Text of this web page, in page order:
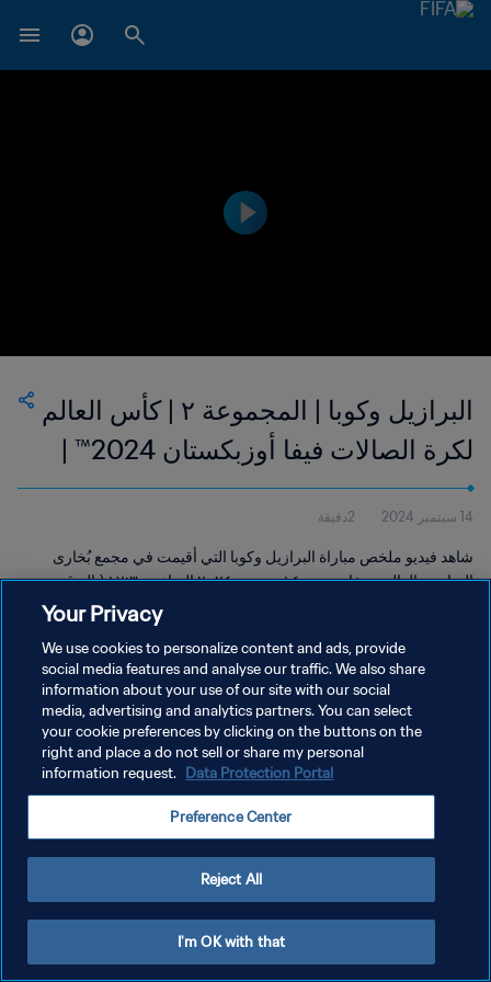
البرازيل وكوبا | المجموعة ٢ | كأس العالم
لكرة الصالات فيفا أوزبكستان 2024™ |
فيديو ملخص
14 سبتمبر 2024 2دقيقة
شاهد فيديو ملخص مباراة البرازيل وكوبا التي أقيمت في مجمع بُخارى
الرياضي العالمي بخارى يوم ١٤ سبتمبر ٢٠٢٤ الساعة ١٧:٣٠ (بالتوقيت
إدارة تفضيلات ملفات تعريف الارتباط
Your Privacy
We use cookies to personalize content and ads, provide
social media features and analyse our traffic. We also share
information about your use of our site with our social
media, advertising and analytics partners. You can select
your cookie preferences by clicking on the buttons on the
right and place a do not sell or share my personal
information request. Data Protection Portal
Preference Center
Reject All
I'm OK with that